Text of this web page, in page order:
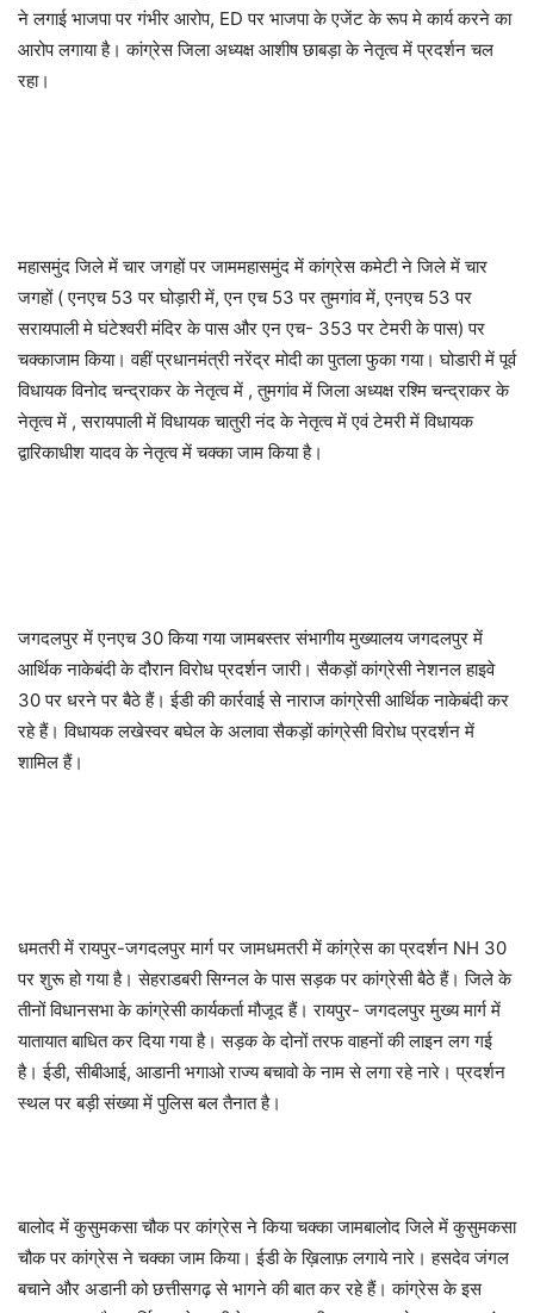
ने लगाई भाजपा पर गंभीर आरोप, ED पर भाजपा के एजेंट के रूप मे कार्य करने का
आरोप लगाया है। कांग्रेस जिला अध्यक्ष आशीष छाबड़ा के नेतृत्व में प्रदर्शन चल
रहा।
महासमुंद जिले में चार जगहों पर जाममहासमुंद में कांग्रेस कमेटी ने जिले में चार
जगहों ( एनएच 53 पर घोड़ारी में, एन एच 53 पर तुमगांव में, एनएच 53 पर
सरायपाली मे घंटेश्वरी मंदिर के पास और एन एच- 353 पर टेमरी के पास) पर
चक्काजाम किया। वहीं प्रधानमंत्री नरेंद्र मोदी का पुतला फुका गया। घोडारी में पूर्व
विधायक विनोद चन्द्राकर के नेतृत्व में , तुमगांव में जिला अध्यक्ष रश्मि चन्द्राकर के
नेतृत्व में , सरायपाली में विधायक चातुरी नंद के नेतृत्व में एवं टेमरी में विधायक
द्वारिकाधीश यादव के नेतृत्व में चक्का जाम किया है।
जगदलपुर में एनएच 30 किया गया जामबस्तर संभागीय मुख्यालय जगदलपुर में
आर्थिक नाकेबंदी के दौरान विरोध प्रदर्शन जारी। सैकड़ों कांग्रेसी नेशनल हाइवे
30 पर धरने पर बैठे हैं। ईडी की कार्रवाई से नाराज कांग्रेसी आर्थिक नाकेबंदी कर
रहे हैं। विधायक लखेस्वर बघेल के अलावा सैकड़ों कांग्रेसी विरोध प्रदर्शन में
शामिल हैं।
धमतरी में रायपुर-जगदलपुर मार्ग पर जामधमतरी में कांग्रेस का प्रदर्शन NH 30
पर शुरू हो गया है। सेहराडबरी सिग्नल के पास सड़क पर कांग्रेसी बैठे हैं। जिले के
तीनों विधानसभा के कांग्रेसी कार्यकर्ता मौजूद हैं। रायपुर- जगदलपुर मुख्य मार्ग में
यातायात बाधित कर दिया गया है। सड़क के दोनों तरफ वाहनों की लाइन लग गई
है। ईडी, सीबीआई, आडानी भगाओ राज्य बचावो के नाम से लगा रहे नारे। प्रदर्शन
स्थल पर बड़ी संख्या में पुलिस बल तैनात है।
बालोद में कुसुमकसा चौक पर कांग्रेस ने किया चक्का जामबालोद जिले में कुसुमकसा
चौक पर कांग्रेस ने चक्का जाम किया। ईडी के ख़िलाफ़ लगाये नारे। हसदेव जंगल
बचाने और अडानी को छत्तीसगढ़ से भागने की बात कर रहे हैं। कांग्रेस के इस